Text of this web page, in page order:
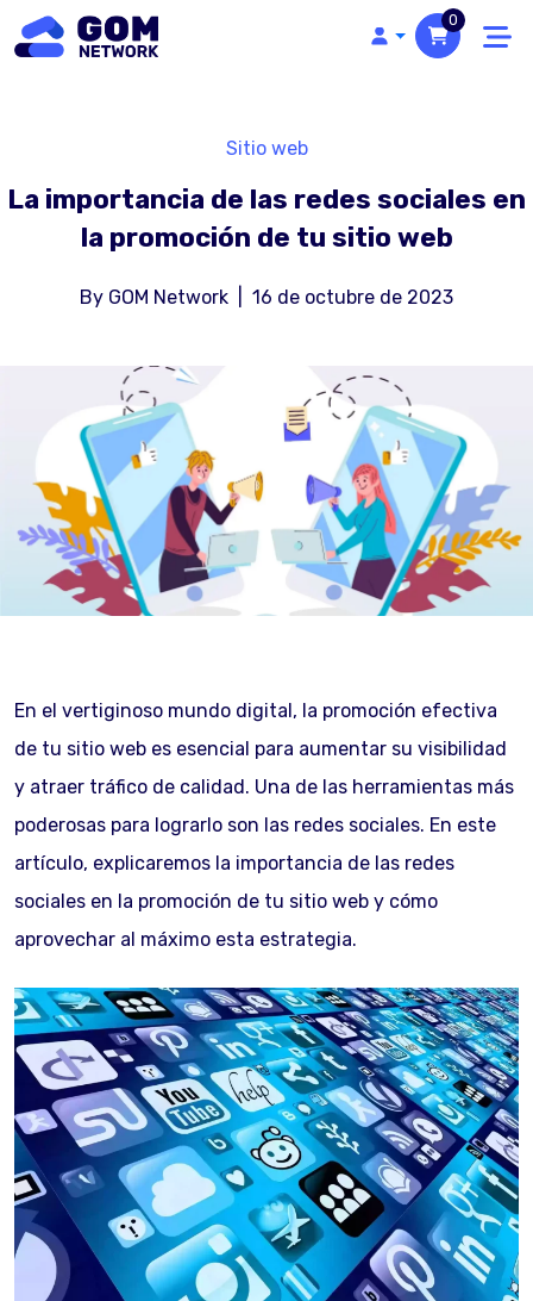
0
La importancia de las redes sociales en
la promoción de tu sitio web
Sitio web
By GOM Network 16 de octubre de 2023
En el vertiginoso mundo digital, la promoción efectiva
de tu sitio web es esencial para aumentar su visibilidad
y atraer tráfico de calidad. Una de las herramientas más
poderosas para lograrlo son las redes sociales. En este
artículo, explicaremos la importancia de las redes
sociales en la promoción de tu sitio web y cómo
aprovechar al máximo esta estrategia.